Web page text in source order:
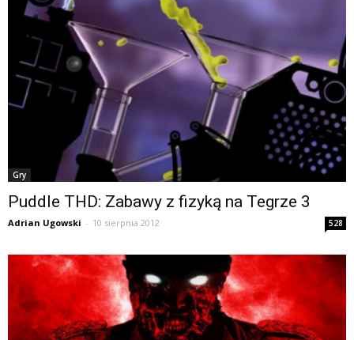
Gry
Puddle THD: Zabawy z fizyką na Tegrze 3
Adrian Ugowski - 10 sierpnia 2012 528